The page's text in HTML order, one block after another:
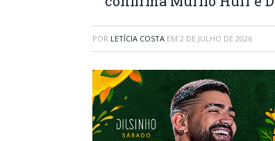
POR LETÍCIA COSTA EM 2 DE JULHO DE 2026